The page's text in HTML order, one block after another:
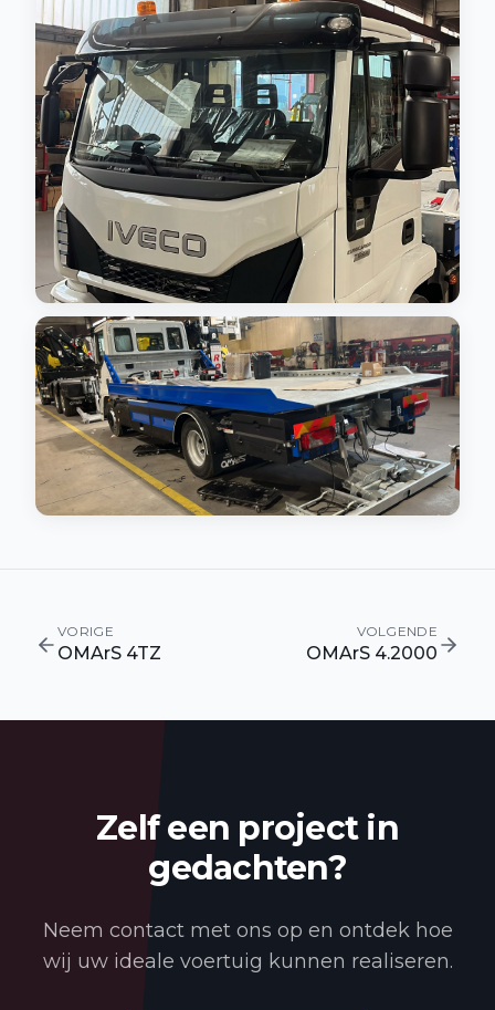
VORIGE
OMArS 4TZ
VOLGENDE
OMArS 4.2000
Zelf een project in
gedachten?
Neem contact met ons op en ontdek hoe
wij uw ideale voertuig kunnen realiseren.